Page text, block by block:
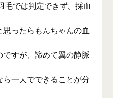
毛では判定できず、採血
ったらもんちゃんの血
すが、諦めて翼の静脈
一人でできることが分